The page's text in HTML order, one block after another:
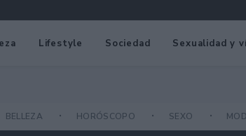
Lifestyle Sociedad Sexualidad y
BELLEZA HORÓSCOPO SEXO